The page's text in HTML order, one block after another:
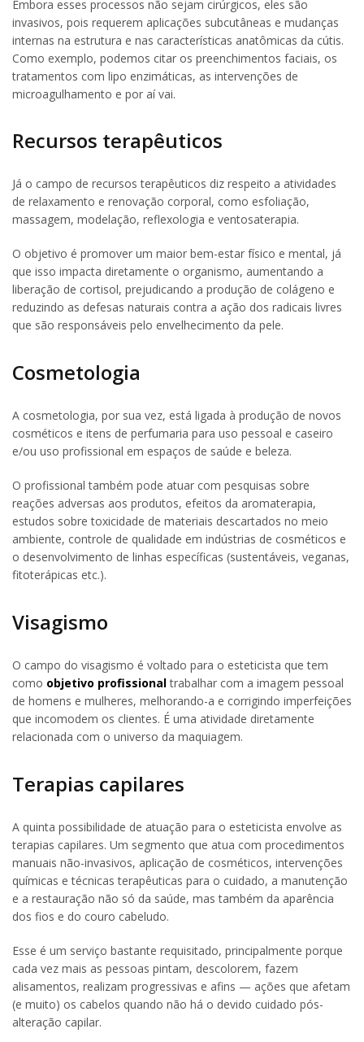
Embora esses processos não sejam cirúrgicos, eles são
invasivos, pois requerem aplicações subcutâneas e mudanças
internas na estrutura e nas características anatômicas da cútis.
Como exemplo, podemos citar os preenchimentos faciais, os
tratamentos com lipo enzimáticas, as intervenções de
microagulhamento e por aí vai.
Recursos terapêuticos
Já o campo de recursos terapêuticos diz respeito a atividades
de relaxamento e renovação corporal, como esfoliação,
massagem, modelação, reflexologia e ventosaterapia.
O objetivo é promover um maior bem-estar físico e mental, já
que isso impacta diretamente o organismo, aumentando a
liberação de cortisol, prejudicando a produção de colágeno e
reduzindo as defesas naturais contra a ação dos radicais livres
que são responsáveis pelo envelhecimento da pele.
Cosmetologia
A cosmetologia, por sua vez, está ligada à produção de novos
cosméticos e itens de perfumaria para uso pessoal e caseiro
e/ou uso profissional em espaços de saúde e beleza.
O profissional também pode atuar com pesquisas sobre
reações adversas aos produtos, efeitos da aromaterapia,
estudos sobre toxicidade de materiais descartados no meio
ambiente, controle de qualidade em indústrias de cosméticos e
o desenvolvimento de linhas específicas (sustentáveis, veganas,
fitoterápicas etc.).
Visagismo
O campo do visagismo é voltado para o esteticista que tem
como objetivo profissionaltrabalhar com a imagem pessoal
de homens e mulheres, melhorando-a e corrigindo imperfeições
que incomodem os clientes. É uma atividade diretamente
relacionada com o universo da maquiagem.
Terapias capilares
A quinta possibilidade de atuação para o esteticista envolve as
terapias capilares. Um segmento que atua com procedimentos
manuais não-invasivos, aplicação de cosméticos, intervenções
químicas e técnicas terapêuticas para o cuidado, a manutenção
e a restauração não só da saúde, mas também da aparência
dos fios e do couro cabeludo.
Esse é um serviço bastante requisitado, principalmente porque
cada vez mais as pessoas pintam, descolorem, fazem
alisamentos, realizam progressivas e afins — ações que afetam
(e muito) os cabelos quando não há o devido cuidado pós-
alteração capilar.